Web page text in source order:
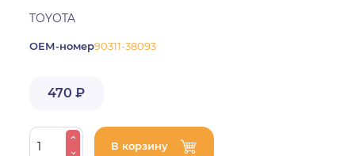
TOYOTA
ОЕМ-номер90311-38093
470 ₽
В корзину